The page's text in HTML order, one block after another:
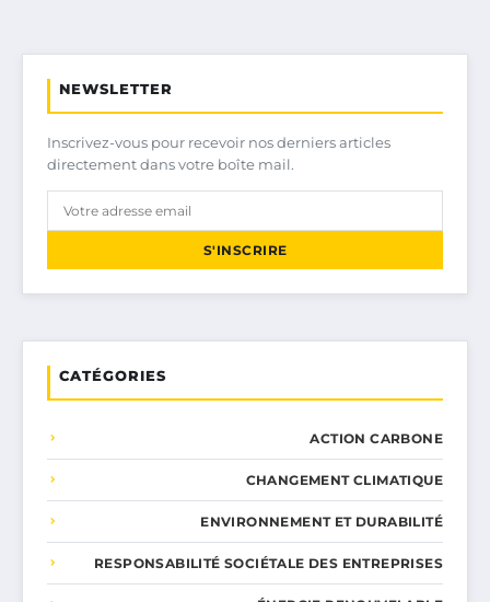
NEWSLETTER
Inscrivez-vous pour recevoir nos derniers articles
directement dans votre boîte mail.
S'INSCRIRE
CATÉGORIES
ACTION CARBONE
CHANGEMENT CLIMATIQUE
ENVIRONNEMENT ET DURABILITÉ
RESPONSABILITÉ SOCIÉTALE DES ENTREPRISES